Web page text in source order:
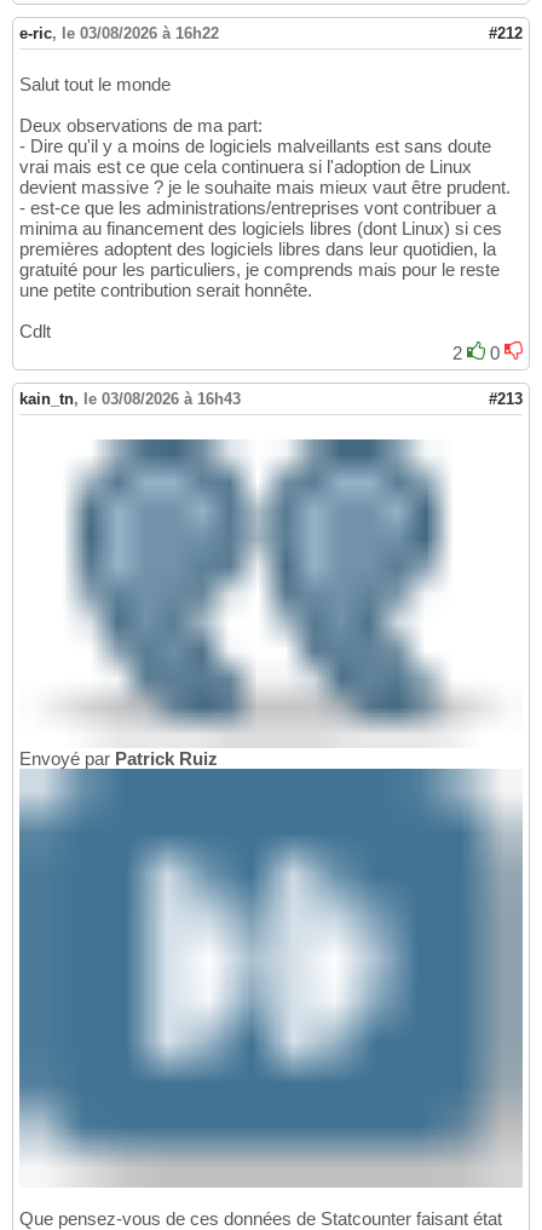
e-ric, le 03/08/2026 à 16h22 #212
Salut tout le monde
Deux observations de ma part:
- Dire qu'il y a moins de logiciels malveillants est sans doute
vrai mais est ce que cela continuera si l'adoption de Linux
devient massive ? je le souhaite mais mieux vaut être prudent.
- est-ce que les administrations/entreprises vont contribuer a
minima au financement des logiciels libres (dont Linux) si ces
premières adoptent des logiciels libres dans leur quotidien, la
gratuité pour les particuliers, je comprends mais pour le reste
une petite contribution serait honnête.
Cdlt
2
0
kain_tn, le 03/08/2026 à 16h43 #213
Envoyé par Patrick Ruiz
Que pensez-vous de ces données de Statcounter faisant état